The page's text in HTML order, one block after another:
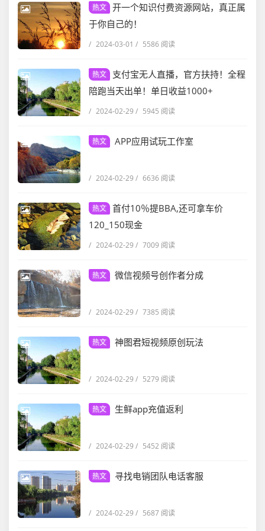
热文 开一个知识付费资源网站，真正属
于你自己的！
/ 2024-03-01 / 5586 阅读
热文
支付宝无人直播，官方扶持！全程
陪跑当天出单！单日收益1000+
/ 2024-02-29 / 5945 阅读
热文 APP应用试玩工作室
/ 2024-02-29 / 6636 阅读
热文 首付10％提BBA,还可拿车价
120_150现金
/ 2024-02-29 / 7009 阅读
热文 微信视频号创作者分成
/ 2024-02-29 / 7385 阅读
热文 神图君短视频原创玩法
/ 2024-02-29 / 5279 阅读
热文 生鲜app充值返利
/ 2024-02-29 / 5452 阅读
热文 寻找电销团队电话客服
/ 2024-02-29 / 5687 阅读